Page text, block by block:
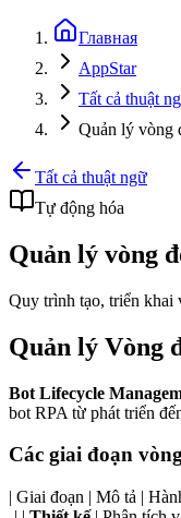
Главная
AppStar
Tất cả thuật
Quản lý vòng
Tất cả thuật ngữ
Tự động hóa
Quản lý vòng
Quy trình tạo, triển khai
Quản lý Vòng
Bot Lifecycle
bot RPA từ phát triển
Các giai đoạn
| Giai đoạn | Mô tả |